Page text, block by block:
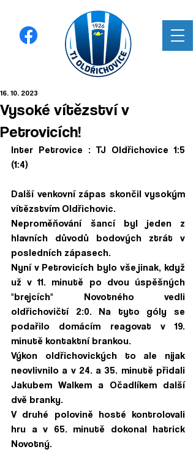
Vysoké vítězství v
Petrovicích!
16. 10. 2023
Inter Petrovice : TJ Oldřichovice 1:5
(1:4)
Další venkovní zápas skončil vysokým
vítězstvím Oldřichovic.
Neproměňování šancí byl jeden z
hlavních důvodů bodových ztrát v
posledních zápasech.
Nyní v Petrovicích bylo vše jinak, když
už v 11. minutě po dvou úspěšných
"brejcích" Novotného vedli
oldřichovičtí 2:0. Na tyto góly se
podařilo domácím reagovat v 19.
minutě kontaktní brankou.
Výkon oldřichovických to ale nijak
neovlivnilo a v 24. a 35. minutě přidali
Jakubem Walkem a Očadlíkem další
dvě branky.
V druhé polovině hosté kontrolovali
hru a v 65. minutě dokonal hatrick
Novotný.